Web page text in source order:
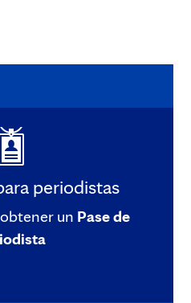
periodistas
un Pase de